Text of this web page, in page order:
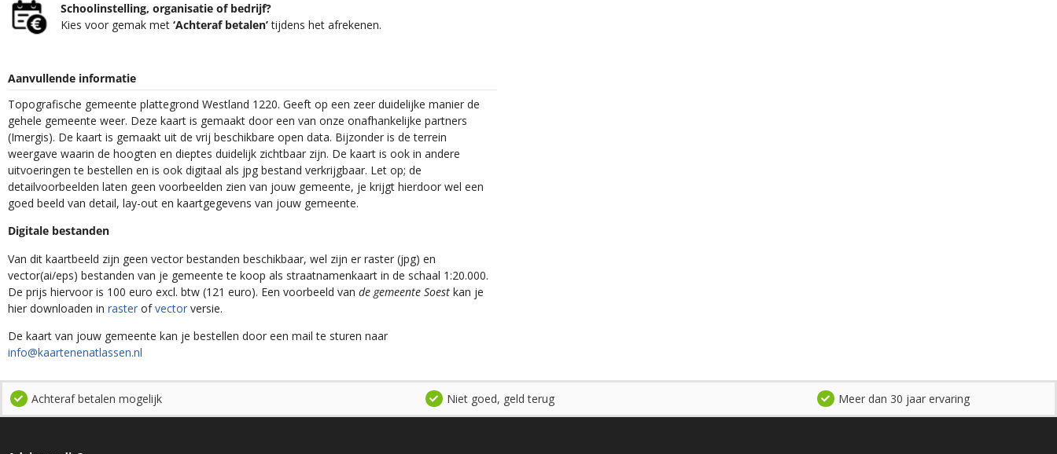
Schoolinstelling, organisatie of bedrijf?
Kies voor gemak met‘Achteraf betalen’tijdens het afrekenen.
Aanvullende informatie
Topografische gemeente plattegrond Westland 1220. Geeft op een zeer duidelijke manier de
gehele gemeente weer. Deze kaart is gemaakt door een van onze onafhankelijke partners
(Imergis). De kaart is gemaakt uit de vrij beschikbare open data. Bijzonder is de terrein
weergave waarin de hoogten en dieptes duidelijk zichtbaar zijn. De kaart is ook in andere
uitvoeringen te bestellen en is ook digitaal als jpg bestand verkrijgbaar. Let op; de
detailvoorbeelden laten geen voorbeelden zien van jouw gemeente, je krijgt hierdoor wel een
goed beeld van detail, lay-out en kaartgegevens van jouw gemeente.
Digitale bestanden
Van dit kaartbeeld zijn geen vector bestanden beschikbaar, wel zijn er raster (jpg) en
vector(ai/eps) bestanden van je gemeente te koop als straatnamenkaart in de schaal 1:20.000.
De prijs hiervoor is 100 euro excl. btw (121 euro). Een voorbeeld van de gemeente Soest kan je
hier downloaden in raster ofvector versie.
De kaart van jouw gemeente kan je bestellen door een mail te sturen naar
info@kaartenenatlassen.nl
Achteraf betalen mogelijk Niet goed, geld terug Meer dan 30 jaar ervaring